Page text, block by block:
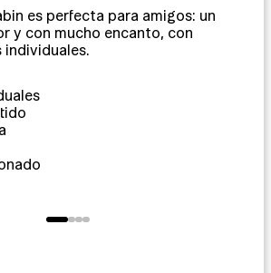
es perfecta para amigos: un
y con mucho encanto, con
individuales.